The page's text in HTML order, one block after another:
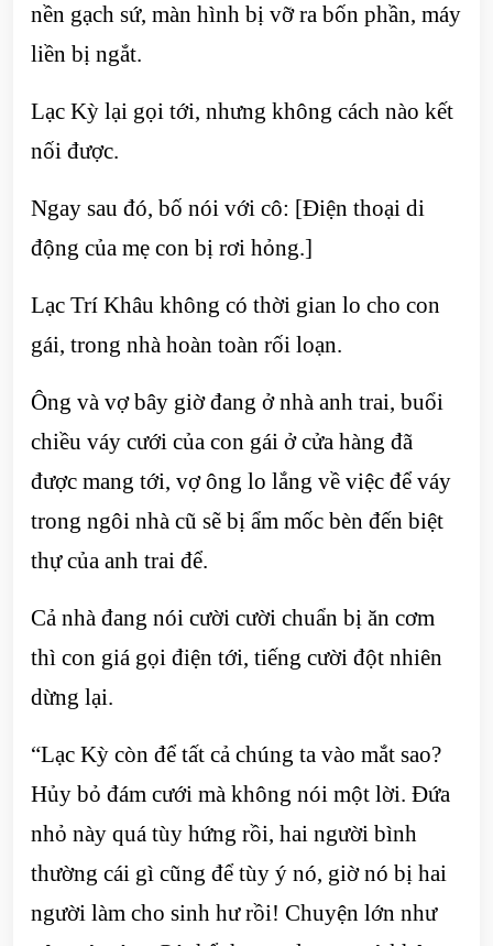
nền gạch sứ, màn hình bị vỡ ra bốn phần, máy
liền bị ngắt.
Lạc Kỳ lại gọi tới, nhưng không cách nào kết
nối được.
Ngay sau đó, bố nói với cô: [Điện thoại di
động của mẹ con bị rơi hỏng.]
Lạc Trí Khâu không có thời gian lo cho con
gái, trong nhà hoàn toàn rối loạn.
Ông và vợ bây giờ đang ở nhà anh trai, buổi
chiều váy cưới của con gái ở cửa hàng đã
được mang tới, vợ ông lo lắng về việc để váy
trong ngôi nhà cũ sẽ bị ẩm mốc bèn đến biệt
thự của anh trai để.
Cả nhà đang nói cười cười chuẩn bị ăn cơm
thì con giá gọi điện tới, tiếng cười đột nhiên
dừng lại.
“Lạc Kỳ còn để tất cả chúng ta vào mắt sao?
Hủy bỏ đám cưới mà không nói một lời. Đứa
nhỏ này quá tùy hứng rồi, hai người bình
thường cái gì cũng để tùy ý nó, giờ nó bị hai
người làm cho sinh hư rồi! Chuyện lớn như